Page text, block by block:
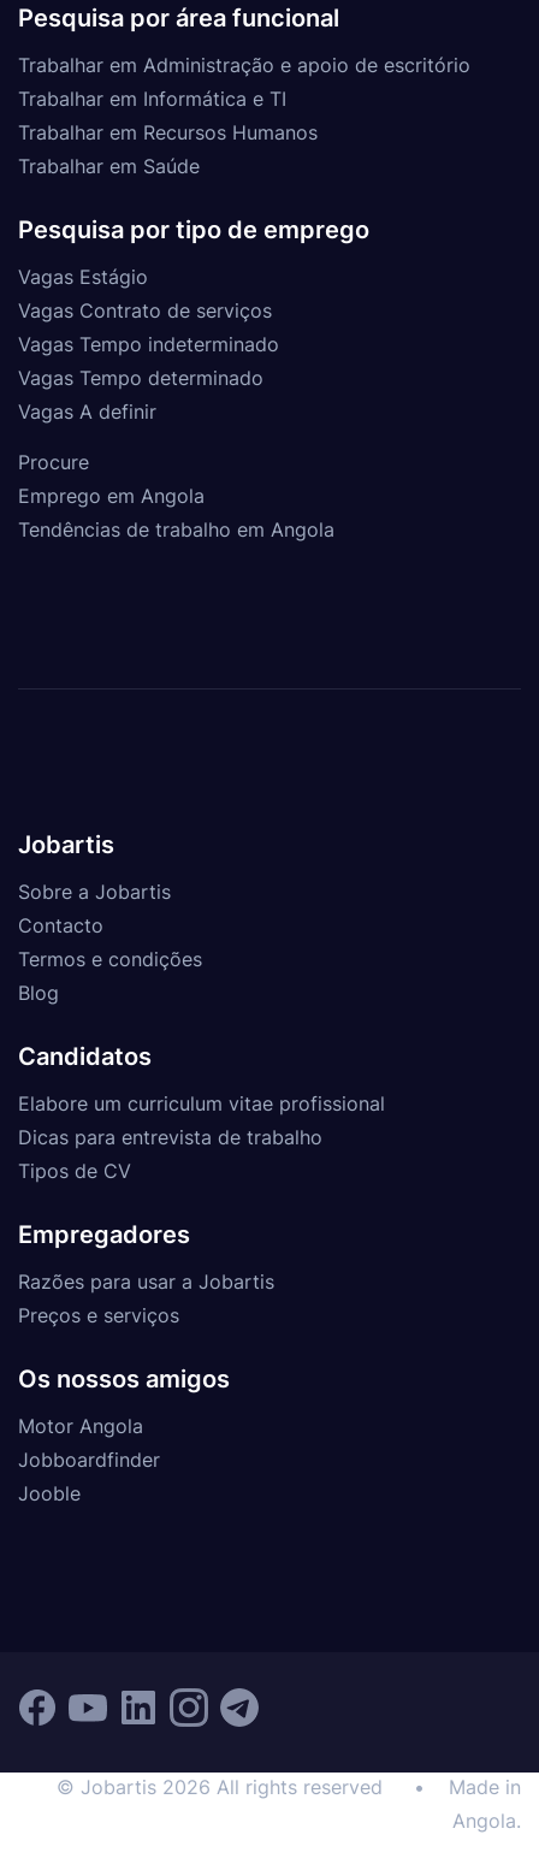
Pesquisa por área funcional
Trabalhar em Administração e apoio de escritório
Trabalhar em Informática e TI
Trabalhar em Recursos Humanos
Trabalhar em Saúde
Pesquisa por tipo de emprego
Vagas Estágio
Vagas Contrato de serviços
Vagas Tempo indeterminado
Vagas Tempo determinado
Vagas A definir
Procure
Emprego em Angola
Tendências de trabalho em Angola
Jobartis
Sobre a Jobartis
Contacto
Termos e condições
Blog
Candidatos
Elabore um curriculum vitae profissional
Dicas para entrevista de trabalho
Tipos de CV
Empregadores
Razões para usar a Jobartis
Preços e serviços
Os nossos amigos
Motor Angola
Jobboardfinder
Jooble
© Jobartis 2026 All rights reserved •
Made in
Angola.